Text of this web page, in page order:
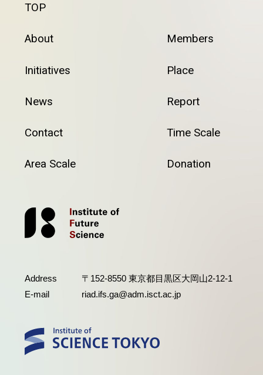
TOP
About Members
Initiatives Place
News Report
Contact Time Scale
Area Scale Donation
Address
〒152-8550 東京都目黒区大岡山2-12-1
E-mail
riad.ifs.ga@adm.isct.ac.jp